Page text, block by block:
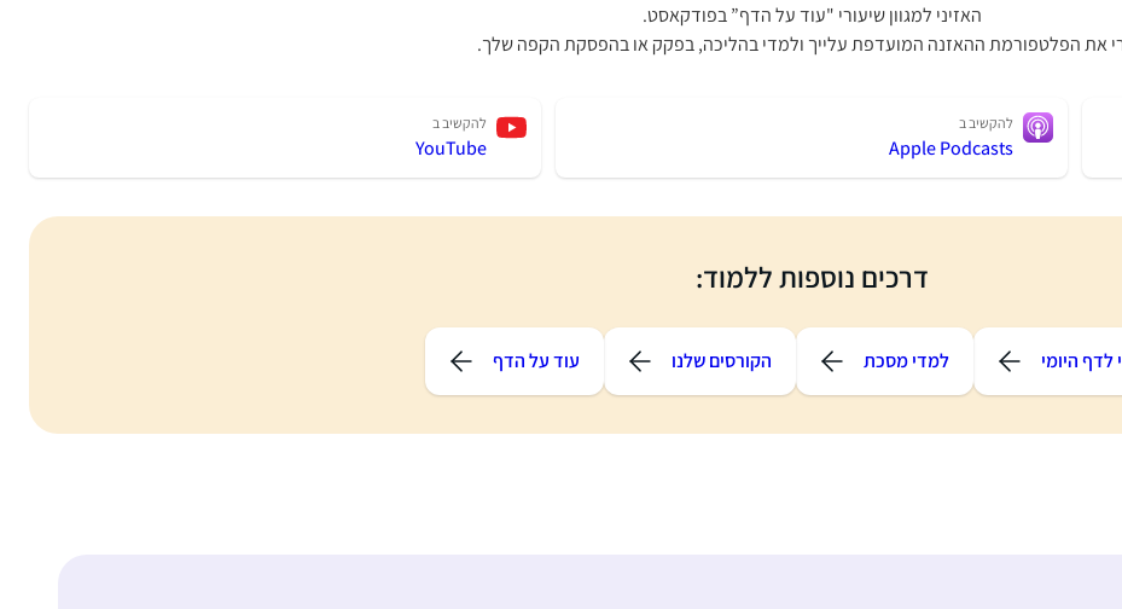
האזיני למגוון שיעורי "עוד על הדף” בפודקאסט.
את הפלטפורמת ההאזנה המועדפת עלייך ולמדי בהליכה, בפקק או בהפסקת הקפה שלך.
להקשיב ב
Apple Podcasts
להקשיב ב
YouTube
דרכים נוספות ללמוד:
היומי למדי מסכת הקורסים שלנו עוד על הדף